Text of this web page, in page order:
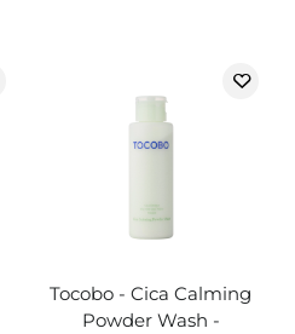
Tocobo - Cica Calming
Powder Wash -